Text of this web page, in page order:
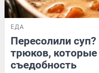
ЕДА
Пересолили
трюков, которые
съедобность